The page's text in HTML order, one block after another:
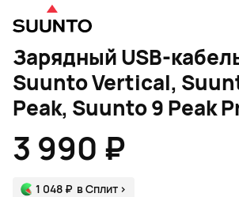
Зарядный USB-
Suunto Vertical,
Peak, Suunto 9 Peak
3 990 ₽
1 048 ₽ в Сплит >